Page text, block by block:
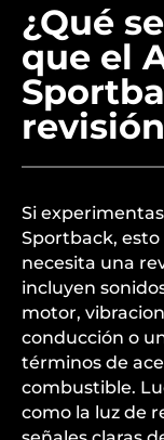
¿Qué
que el
Si
Sportback,
necesita una
incluyen
motor,
conducción o
términos de
combustible.
como la luz de